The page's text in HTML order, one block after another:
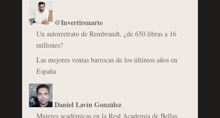
@Invertirenarte
Un autorretrato de Rembrandt, ¿de 650 libras a 16
millones?
Las mejores ventas barrocas de los últimos años en
España
Daniel Lavín González
Mujeres académicas en la Real Academia de Bellas